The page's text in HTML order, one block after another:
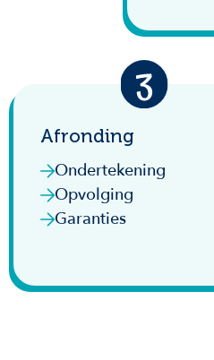
Afronding
Ondertekening
Opvolging
Garanties